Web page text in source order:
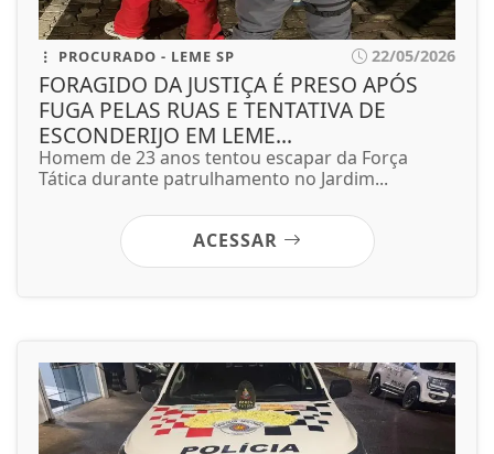
PROCURADO - LEME SP 22/05/2026
FORAGIDO DA JUSTIÇA É PRESO APÓS
FUGA PELAS RUAS E TENTATIVA DE
ESCONDERIJO EM LEME...
Homem de 23 anos tentou escapar da Força
Tática durante patrulhamento no Jardim...
ACESSAR